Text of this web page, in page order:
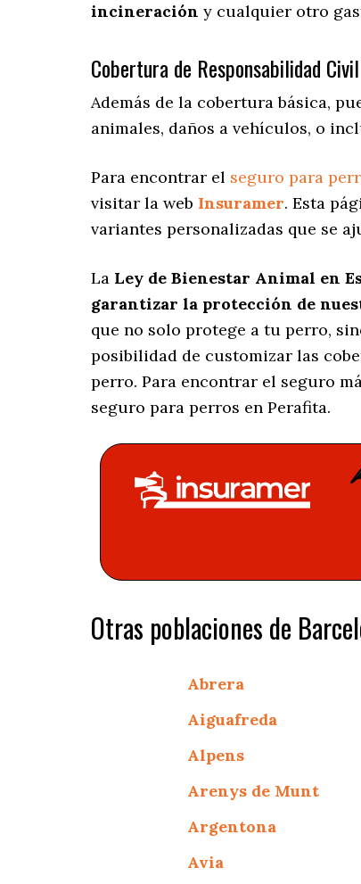
incineración y cualquier otro
Cobertura de Responsabilidad
Además de la cobertura básica,
animales, daños a vehículos, o
Para encontrar el seguro para
visitar la web Insuramer. Esta
variantes personalizadas que se
La Ley de Bienestar Animal en
garantizar la protección de
que no solo protege a tu perro,
posibilidad de customizar las
perro. Para encontrar el seguro
seguro para perros en Perafita.
Otras poblaciones de
Abrera
Aiguafreda
Alpens
Arenys de Munt
Argentona
Avia